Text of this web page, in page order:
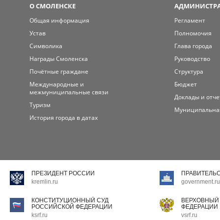
О СМОЛЕНСКЕ
Общая информация
Устав
Символика
Награды Смоленска
Почётные граждане
Международные и
межмуниципальные связи
Туризм
История города в датах
Регламент
Полномочия
Глава города
Руководство
Структура
Бюджет
Доклады и
ПРЕЗИДЕНТ РОССИИ
kremlin.ru
government.ru
КОНСТИТУЦИОННЫЙ СУД
РОССИЙСКОЙ ФЕДЕРАЦИИ
ksrf.ru
ФЕДЕРАЦИИ
vsrf.ru